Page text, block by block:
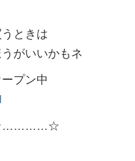
ときは
がいいかもネ
プン中